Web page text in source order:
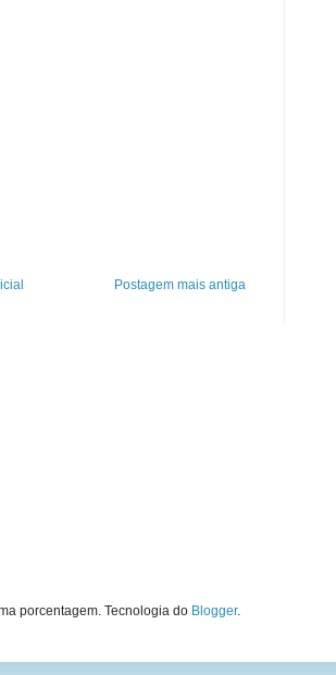
Postagem mais antiga
porcentagem. Tecnologia do Blogger.